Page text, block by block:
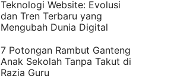
Teknologi Website: Evolusi
dan Tren Terbaru yang
Mengubah Dunia Digital
7 Potongan Rambut Ganteng
Anak Sekolah Tanpa Takut di
Razia Guru